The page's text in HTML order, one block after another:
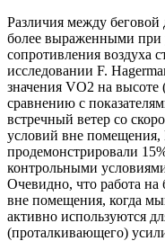
Различия между беговой
более выраженными при
сопротивления воздуха
исследовании F.
значения VO2 на
сравнению с
встречный ветер со
условий вне
продемонстрировали
контрольными
Очевидно, что работа на
вне помещения, когда
активно используются
(проталкивающего)